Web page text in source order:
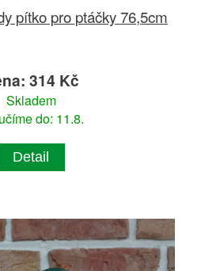
pítko pro ptáčky 76,5cm
314 Kč
Skladem
do: 11.8.
Detail